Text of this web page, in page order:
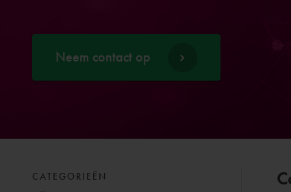
Neem contact op
CATEGORIEËN